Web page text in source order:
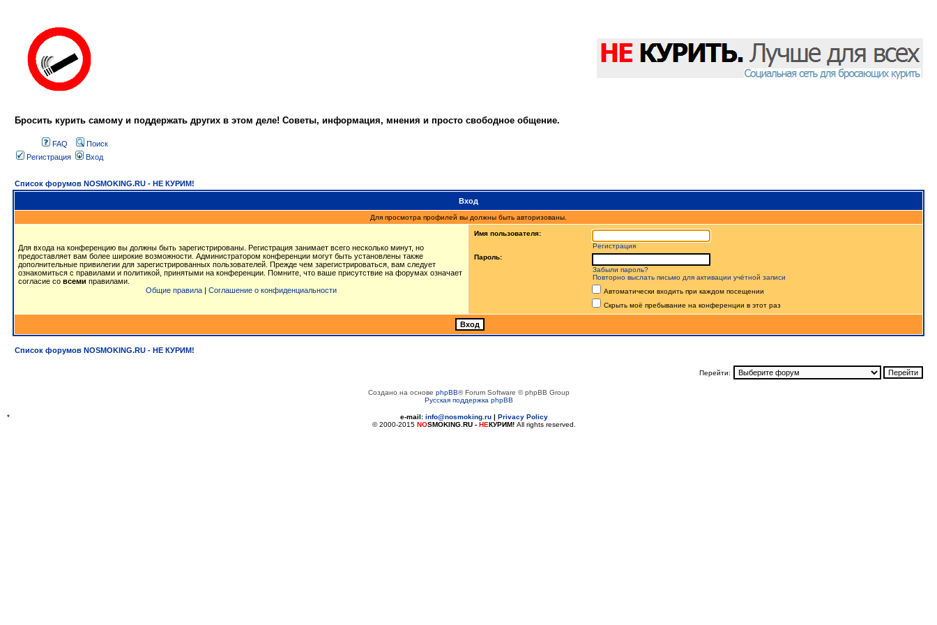
Бросить курить самому и поддержать других в этом деле! Советы, информация, мнения и просто свободное общение.
FAQ
Поиск
Регистрация
Вход
Список форумов NOSMOKING.RU - НЕ КУРИМ!
Вход
Для просмотра профилей вы должны быть авторизованы.
Для входа на конференцию вы должны быть зарегистрированы. Регистрация занимает всего несколько минут, но
предоставляет вам более широкие возможности. Администратором конференции могут быть установлены также
дополнительные привилегии для зарегистрированных пользователей. Прежде чем зарегистрироваться, вам следует
ознакомиться с правилами и политикой, принятыми на конференции. Помните, что ваше присутствие на форумах означает
согласие со всеми правилами.
Общие правила | Соглашение о конфиденциальности
Имя пользователя:
Регистрация
Пароль:
Забыли пароль?
Повторно выслать письмо для активации учётной записи
Автоматически входить при каждом посещении
Скрыть моё пребывание на конференции в этот раз
Список форумов NOSMOKING.RU - НЕ КУРИМ!
Перейти:
Создано на основе phpBB® Forum Software © phpBB Group
Русская поддержка phpBB
* e-mail: info@nosmoking.ru | Privacy Policy
© 2000-2015 NOSMOKING.RU - НЕКУРИМ! All rights reserved.